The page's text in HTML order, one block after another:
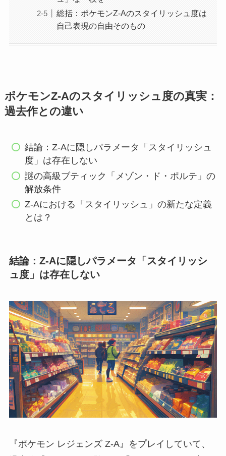
総括：ポケモンZ-Aのスタイリッシュ度は
自己表現の自由そのもの
ポケモンZ-Aのスタイリッシュ度の真実：
過去作との違い
結論：Z-Aに隠しパラメータ「スタイリッシュ
度」は存在しない
謎の高級ブティック「メゾン・ド・ポルテ」の
解放条件
Z-Aにおける「スタイリッシュ」の新たな定義
とは？
結論：Z-Aに隠しパラメータ「スタイリッシ
ュ度」は存在しない
『ポケモン レジェンズ Z-A』をプレイしていて、